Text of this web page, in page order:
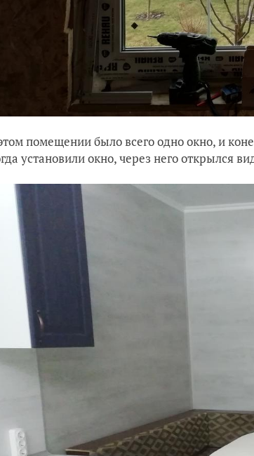
помещении было всего одно окно, и
установили окно, через него открылся